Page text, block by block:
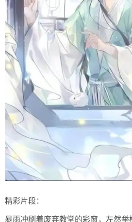
精彩片段：
暴雨冲刷着废弃教堂的彩窗，左然举